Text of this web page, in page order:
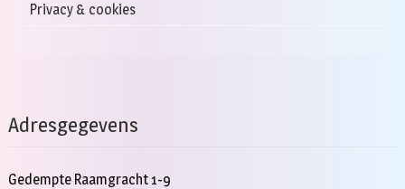
Privacy & cookies
Adresgegevens
Gedempte Raamgracht 1-9